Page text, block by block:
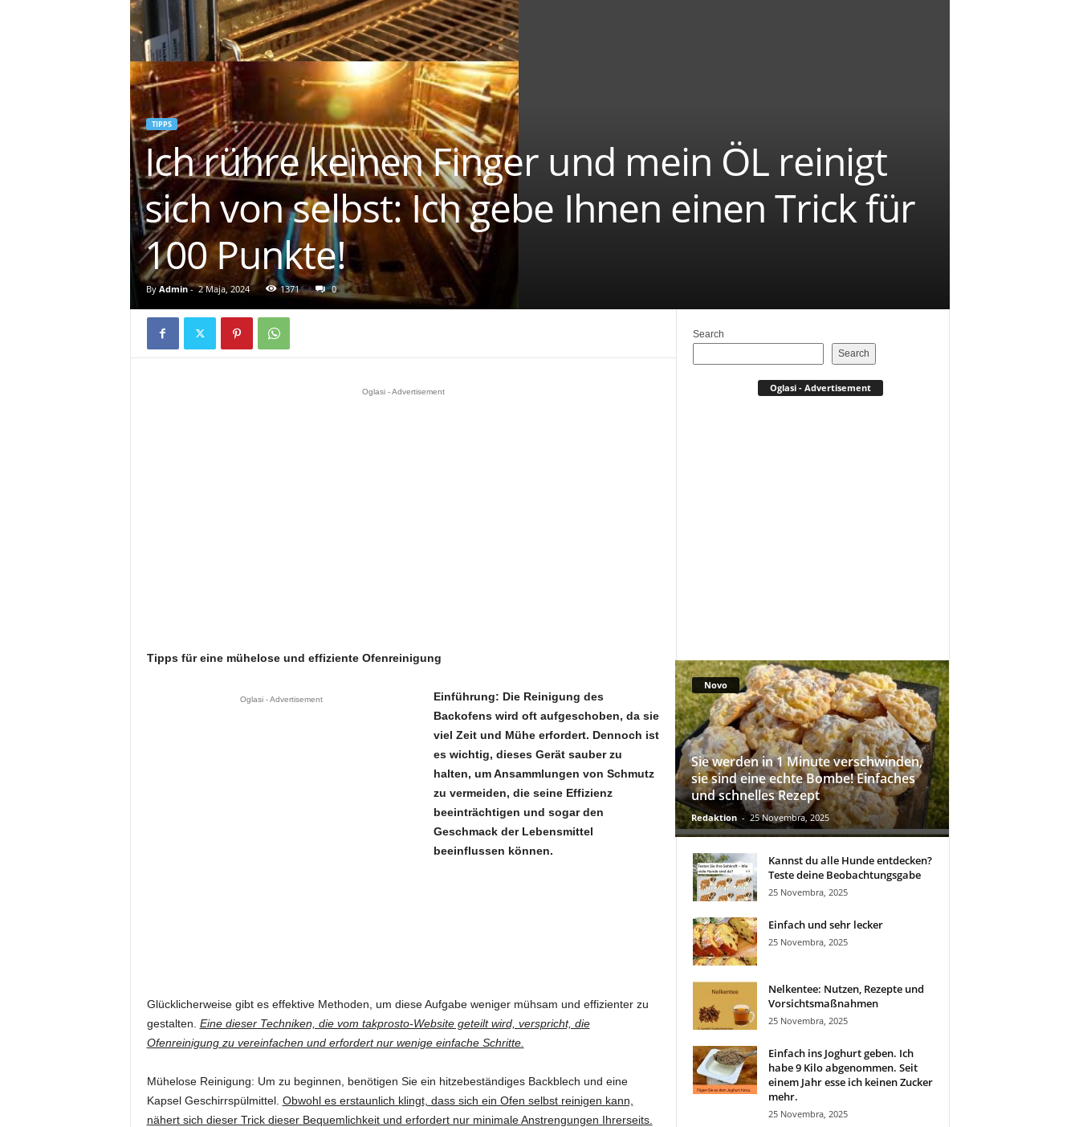
TIPPS
Ich rühre keinen Finger und mein ÖL reinigt
sich von selbst: Ich gebe Ihnen einen Trick für
100 Punkte!
By Admin- 2 Maja, 2024 1371 0
Oglasi - Advertisement
Tipps für eine mühelose und effiziente Ofenreinigung
Oglasi - Advertisement
Einführung: Die Reinigung des
Backofens wird oft aufgeschoben, da sie
viel Zeit und Mühe erfordert. Dennoch ist
es wichtig, dieses Gerät sauber zu
halten, um Ansammlungen von Schmutz
zu vermeiden, die seine Effizienz
beeinträchtigen und sogar den
Geschmack der Lebensmittel
beeinflussen können.
Glücklicherweise gibt es effektive Methoden, um diese Aufgabe weniger mühsam und effizienter zu
gestalten. Eine dieser Techniken, die vom takprosto-Website geteilt wird, verspricht, die
Ofenreinigung zu vereinfachen und erfordert nur wenige einfache Schritte.
Mühelose Reinigung: Um zu beginnen, benötigen Sie ein hitzebeständiges Backblech und eine
Kapsel Geschirrspülmittel. Obwohl es erstaunlich klingt, dass sich ein Ofen selbst reinigen kann,
nähert sich dieser Trick dieser Bequemlichkeit und erfordert nur minimale Anstrengungen Ihrerseits.
Search
Search
Oglasi - Advertisement
Novo
Sie werden in 1 Minute verschwinden,
sie sind eine echte Bombe! Einfaches
und schnelles Rezept
Redaktion - 25 Novembra, 2025
Kannst du alle Hunde entdecken?
Teste deine Beobachtungsgabe
25 Novembra, 2025
Einfach und sehr lecker
25 Novembra, 2025
Nelkentee: Nutzen, Rezepte und
Vorsichtsmaßnahmen
25 Novembra, 2025
Einfach ins Joghurt geben. Ich
habe 9 Kilo abgenommen. Seit
einem Jahr esse ich keinen Zucker
mehr.
25 Novembra, 2025